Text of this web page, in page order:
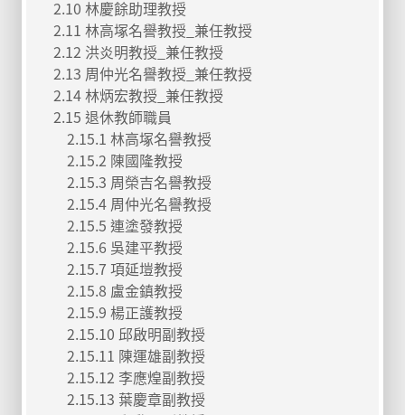
2.10 林慶餘助理教授
2.11 林高塚名譽教授_兼任教授
2.12 洪炎明教授_兼任教授
2.13 周仲光名譽教授_兼任教授
2.14 林炳宏教授_兼任教授
2.15 退休教師職員
2.15.1 林高塚名譽教授
2.15.2 陳國隆教授
2.15.3 周榮吉名譽教授
2.15.4 周仲光名譽教授
2.15.5 連塗發教授
2.15.6 吳建平教授
2.15.7 項延塏教授
2.15.8 盧金鎮教授
2.15.9 楊正護教授
2.15.10 邱啟明副教授
2.15.11 陳運雄副教授
2.15.12 李應煌副教授
2.15.13 葉慶章副教授